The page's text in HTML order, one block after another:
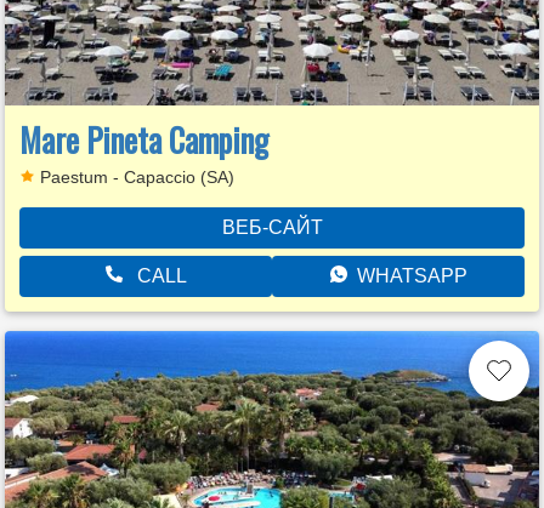
Mare Pineta Camping
Paestum - Capaccio (SA)
ВЕБ-САЙТ
CALL WHATSAPP